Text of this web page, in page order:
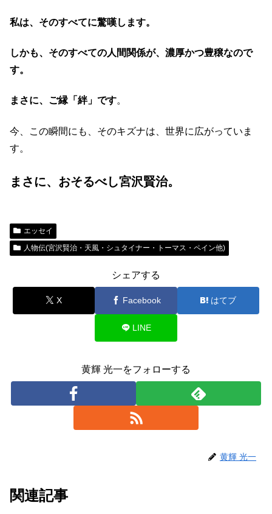
私は、そのすべてに驚嘆します。
しかも、そのすべての人間関係が、濃厚かつ豊穣なので
す。
まさに、ご縁「絆」です。
今、この瞬間にも、そのキズナは、世界に広がっていま
す。
まさに、おそるべし宮沢賢治。
エッセイ
人物伝(宮沢賢治・天風・シュタイナー・トーマス・ペイン他)
シェアする
X Facebook はてブ
LINE
黄輝 光一をフォローする
黄輝 光一
関連記事